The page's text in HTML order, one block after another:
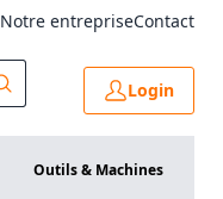
Notre entrepriseContact
Login
Outils & Machines